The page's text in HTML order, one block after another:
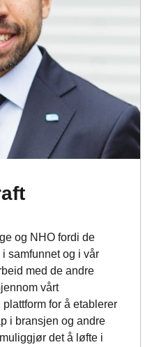
og NHO fordi de
samfunnet og i vår
med de andre
vårt
for å etablerer
i bransjen og andre
det å løfte i